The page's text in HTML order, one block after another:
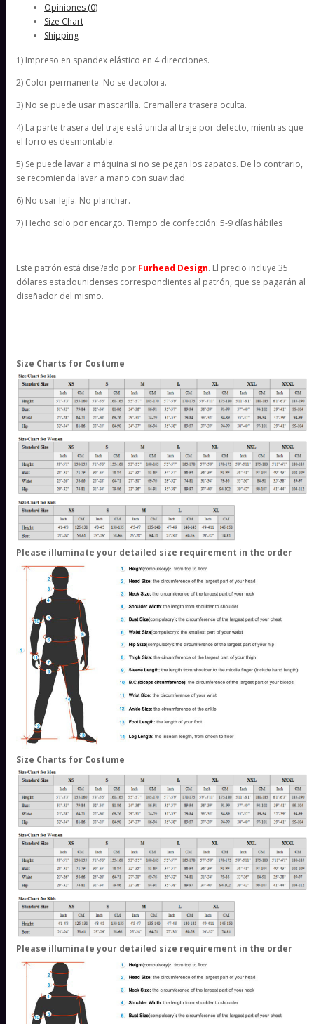
Opiniones (0)
Size Chart
Shipping
1) Impreso en spandex elástico en 4 direcciones.
2) Color permanente. No se decolora.
3) No se puede usar mascarilla. Cremallera trasera oculta.
4) La parte trasera del traje está unida al traje por defecto, mientras que
el forro es desmontable.
5) Se puede lavar a máquina si no se pegan los zapatos. De lo contrario,
se recomienda lavar a mano con suavidad.
6) No usar lejía. No planchar.
7) Hecho solo por encargo. Tiempo de confección: 5-9 días hábiles
Este patrón está dise?ado por Furhead Design. El precio incluye 35
dólares estadounidenses correspondientes al patrón, que se pagarán al
diseñador del mismo.
Size Charts for Costume
Please illuminate your detailed size requirement in the order
Size Charts for Costume
Please illuminate your detailed size requirement in the order